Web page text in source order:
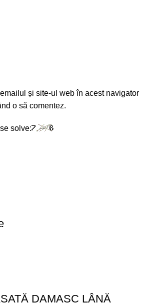
și site-ul web în acest navigator
o să comentez.
solve:
DAMASC LÂNĂ